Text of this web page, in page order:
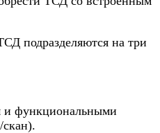
подразделяются на три
и функциональными